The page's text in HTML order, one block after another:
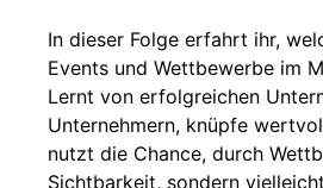
In dieser Folge erfahrt ihr,
Events und Wettbewerbe im
Lernt von erfolgreichen
Unternehmern, knüpfe
nutzt die Chance, durch
Sichtbarkeit, sondern